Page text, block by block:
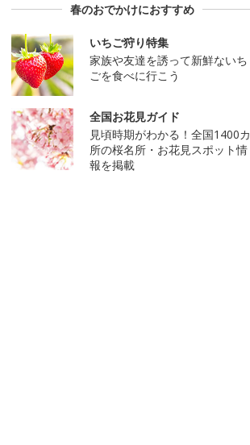
春のおでかけにおすすめ
いちご狩り特集
家族や友達を誘って新鮮ないち
ごを食べに行こう
全国お花見ガイド
見頃時期がわかる！全国1400カ
所の桜名所・お花見スポット情
報を掲載